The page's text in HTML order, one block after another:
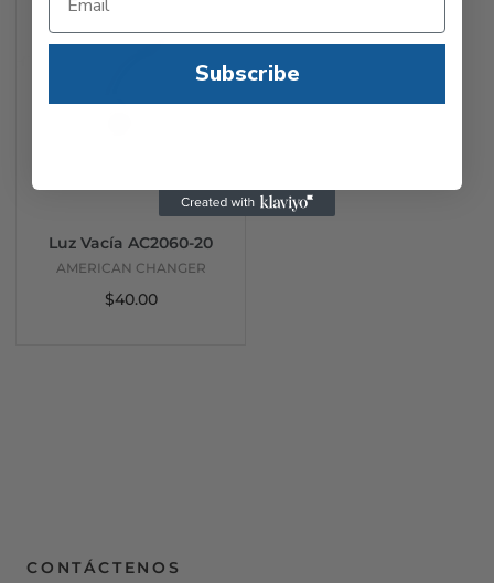
Luz Vacía AC2060-20
AMERICAN CHANGER
$40.00
CONTÁCTENOS
Subscribe